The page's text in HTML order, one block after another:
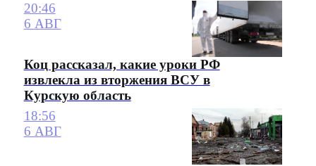
20:46
6 АВГ
Коц рассказал, какие уроки РФ
извлекла из вторжения ВСУ в
Курскую область
18:56
6 АВГ